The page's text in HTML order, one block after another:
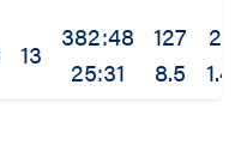
13
382:48
25:31
127
8.5
21
1.4